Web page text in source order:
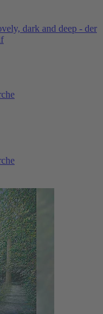
dark and deep - der